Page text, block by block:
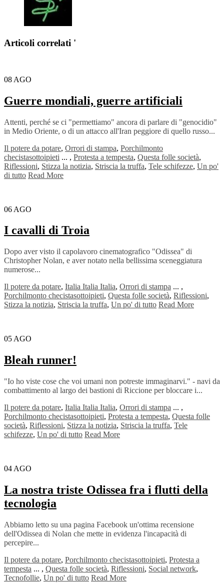
Articoli correlati '
08 AGO
Guerre mondiali, guerre artificiali
Attenti, perché se ci "permettiamo" ancora di parlare di "genocidio"
in Medio Oriente, o di un attacco all'Iran peggiore di quello russo...
Il potere da potare, Orrori di stampa, Porchilmonto
checistasottoipieti ... , Protesta a tempesta, Questa folle società,
Riflessioni, Stizza la notizia, Striscia la truffa, Tele schifezze, Un po'
di tutto Read More
06 AGO
I cavalli di Troia
Dopo aver visto il capolavoro cinematografico "Odissea" di
Christopher Nolan, e aver notato nella bellissima sceneggiatura
numerose...
Il potere da potare, Italia Italia Italia, Orrori di stampa ... ,
Porchilmonto checistasottoipieti, Questa folle società, Riflessioni,
Stizza la notizia, Striscia la truffa, Un po' di tutto Read More
05 AGO
Bleah runner!
"Io ho viste cose che voi umani non potreste immaginarvi." - navi da
combattimento al largo dei bastioni di Riccione per bloccare i...
Il potere da potare, Italia Italia Italia, Orrori di stampa ... ,
Porchilmonto checistasottoipieti, Protesta a tempesta, Questa folle
società, Riflessioni, Stizza la notizia, Striscia la truffa, Tele
schifezze, Un po' di tutto Read More
04 AGO
La nostra triste Odissea fra i flutti della
tecnologia
Abbiamo letto su una pagina Facebook un'ottima recensione
dell'Odissea di Nolan che mette in evidenza l'incapacità di
percepire...
Il potere da potare, Porchilmonto checistasottoipieti, Protesta a
tempesta ... , Questa folle società, Riflessioni, Social network,
Tecnofollie, Un po' di tutto Read More